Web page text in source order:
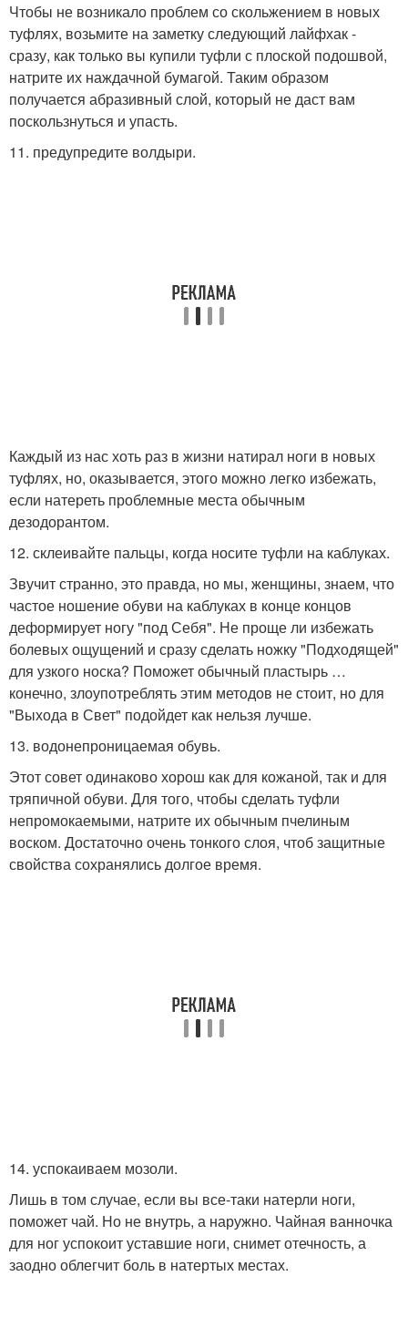
Чтобы не возникало проблем со скольжением в новых
туфлях, возьмите на заметку следующий лайфхак -
сразу, как только вы купили туфли с плоской подошвой,
натрите их наждачной бумагой. Таким образом
получается абразивный слой, который не даст вам
поскользнуться и упасть.
11. предупредите волдыри.
Каждый из нас хоть раз в жизни натирал ноги в новых
туфлях, но, оказывается, этого можно легко избежать,
если натереть проблемные места обычным
дезодорантом.
12. склеивайте пальцы, когда носите туфли на каблуках.
Звучит странно, это правда, но мы, женщины, знаем, что
частое ношение обуви на каблуках в конце концов
деформирует ногу "под Себя". Не проще ли избежать
болевых ощущений и сразу сделать ножку "Подходящей"
для узкого носка? Поможет обычный пластырь …
конечно, злоупотреблять этим методов не стоит, но для
"Выхода в Свет" подойдет как нельзя лучше.
13. водонепроницаемая обувь.
Этот совет одинаково хорош как для кожаной, так и для
тряпичной обуви. Для того, чтобы сделать туфли
непромокаемыми, натрите их обычным пчелиным
воском. Достаточно очень тонкого слоя, чтоб защитные
свойства сохранялись долгое время.
14. успокаиваем мозоли.
Лишь в том случае, если вы все-таки натерли ноги,
поможет чай. Но не внутрь, а наружно. Чайная ванночка
для ног успокоит уставшие ноги, снимет отечность, а
заодно облегчит боль в натертых местах.